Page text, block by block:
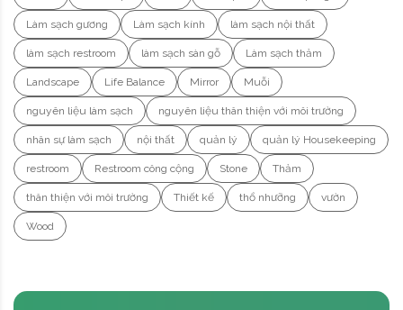
Làm sạch gương Làm sạch kính làm sạch nội thất
làm sạch restroom làm sạch sàn gỗ Làm sạch thảm
Landscape Life Balance Mirror Muỗi
nguyên liệu làm sạch nguyên liệu thân thiện với môi trường
nhân sự làm sạch nội thất quản lý quản lý Housekeeping
restroom Restroom công cộng Stone Thảm
thân thiện với môi trường Thiết kế thổ nhưỡng vườn
Wood